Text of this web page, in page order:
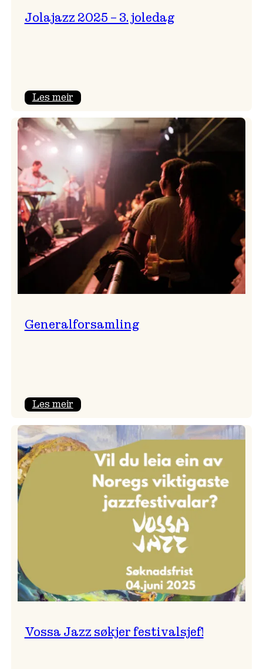
Jolajazz 2025 – 3. joledag
Les meir:
2025
–
joledag
Generalforsamling
Les meir:
Vossa Jazz søkjer festivalsjef!